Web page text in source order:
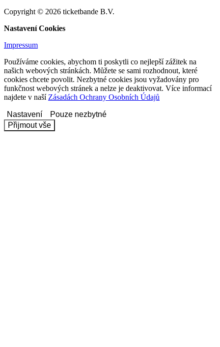
Copyright © 2026 ticketbande B.V.
Nastavení Cookies
Impressum
Používáme cookies, abychom ti poskytli co nejlepší zážitek na
našich webových stránkách. Můžete se sami rozhodnout, které
cookies chcete povolit. Nezbytné cookies jsou vyžadovány pro
funkčnost webových stránek a nelze je deaktivovat. Více informací
najdete v naší Zásadách Ochrany Osobních Údajů
Nastavení
Pouze nezbytné
Přijmout vše